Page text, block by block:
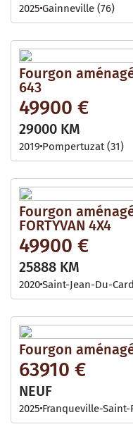
2025 Gainneville (76)
Fourgon aménagé
643
49900 €
29000 KM
2019 Pompertuzat (31)
Fourgon
FORTYVAN 4X4
49900 €
25888 KM
2020Saint-Jean-Du-
Fourgon
63910 €
NEUF
2025 Franqueville-